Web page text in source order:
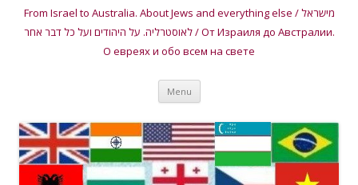
From Israel to Australia. About Jews and everything else / מישראל
לאוסטרליה. על היהודים ועל כל דבר אחר / От Израиля до Австралии.
О евреях и обо всем на свете
Menu Skip
content